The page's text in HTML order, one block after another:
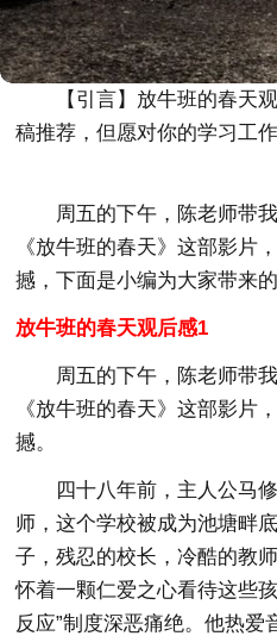
【引言】 放牛班的春天
稿推荐，但愿对你的学习工作
周五的下午，陈老师带
《放牛班的春天》这部影片
撼，下面是小编为大家带来
放牛班的春天观后感1
周五的下午，陈老师带
《放牛班的春天》这部影片
撼。
四十八年前，主人公马
师，这个学校被成为池塘畔
子，残忍的校长，冷酷的教
怀着一颗仁爱之心看待这些
反应”制度深恶痛绝。他热